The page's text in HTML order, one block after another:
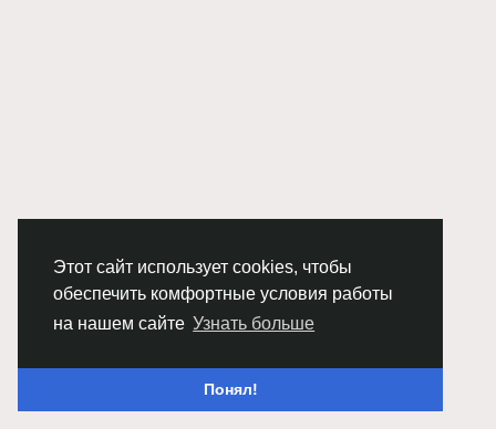
Этот сайт использует cookies, чтобы
обеспечить комфортные условия работы
на нашем сайте Узнать больше
Понял!